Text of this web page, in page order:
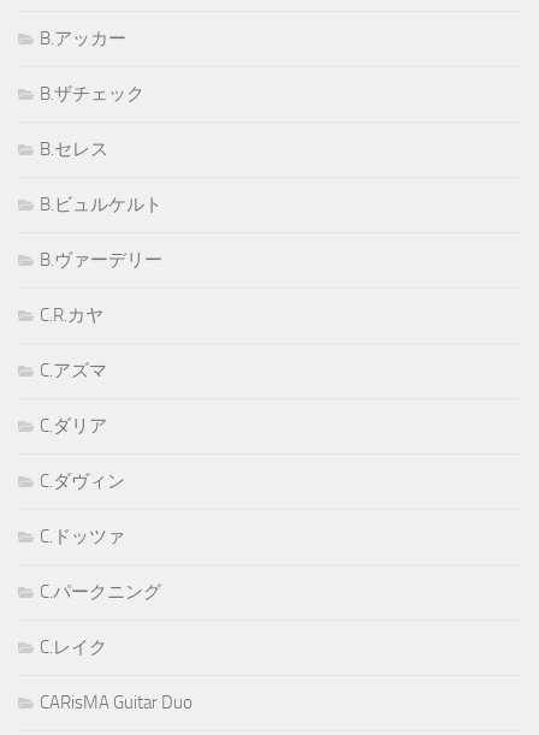
B.アッカー
B.ザチェック
B.セレス
B.ビュルケルト
B.ヴァーデリー
C.R.カヤ
C.アズマ
C.ダリア
C.ダヴィン
C.ドッツァ
C.パークニング
C.レイク
CARisMA Guitar Duo